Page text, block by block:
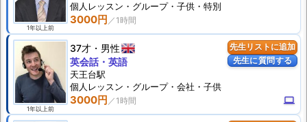
1年以上前
3000円
個人 レッスン ・グループ・子供・特別
先生リストに追加
先生に質問する
1年以上前
37才 男性
3000円 computer
英会話・英語
天王台駅
個人 レッスン ・グループ・会社・子供